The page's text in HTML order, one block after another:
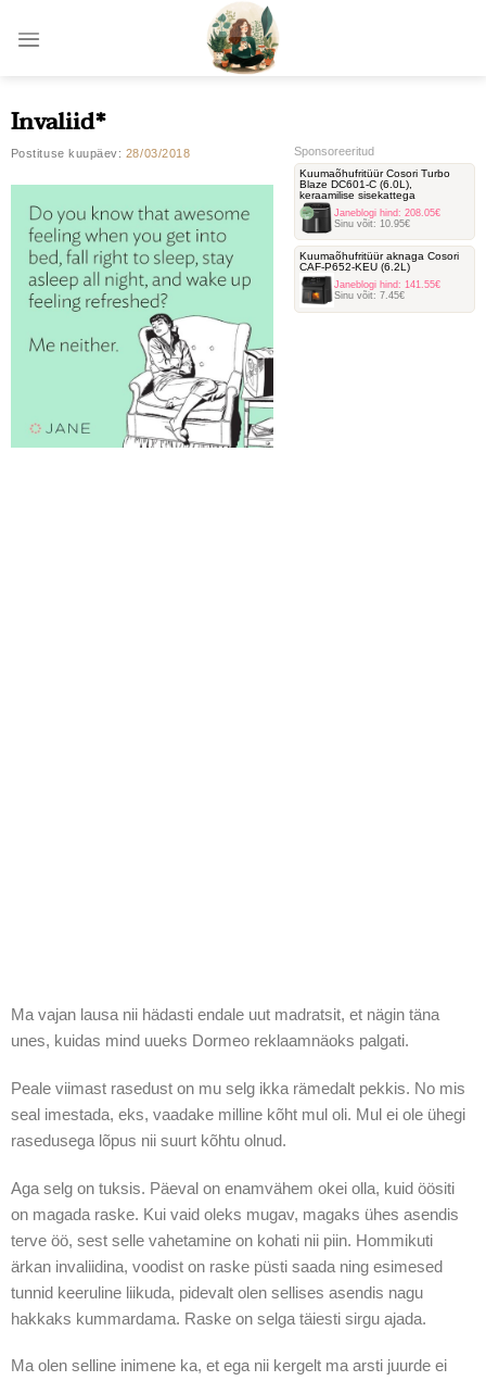
Invaliid*
Postituse kuupäev: 28/03/2018 Sponsoreeritud
Kuumaõhufritüür Cosori Turbo
Blaze DC601-C ‎(6.0L),
keraamilise sisekattega
Janeblogi hind: 208.05€
Sinu võit: 10.95€
Kuumaõhufritüür aknaga Cosori
‎CAF-P652-KEU (6.2L)
Janeblogi hind: 141.55€
Sinu võit: 7.45€
Ma vajan lausa nii hädasti endale uut madratsit, et nägin täna
unes, kuidas mind uueks Dormeo reklaamnäoks palgati.
Peale viimast rasedust on mu selg ikka rämedalt pekkis. No mis
seal imestada, eks, vaadake milline kõht mul oli. Mul ei ole ühegi
rasedusega lõpus nii suurt kõhtu olnud.
Aga selg on tuksis. Päeval on enamvähem okei olla, kuid öösiti
on magada raske. Kui vaid oleks mugav, magaks ühes asendis
terve öö, sest selle vahetamine on kohati nii piin. Hommikuti
ärkan invaliidina, voodist on raske püsti saada ning esimesed
tunnid keeruline liikuda, pidevalt olen sellises asendis nagu
hakkaks kummardama. Raske on selga täiesti sirgu ajada.
Ma olen selline inimene ka, et ega nii kergelt ma arsti juurde ei